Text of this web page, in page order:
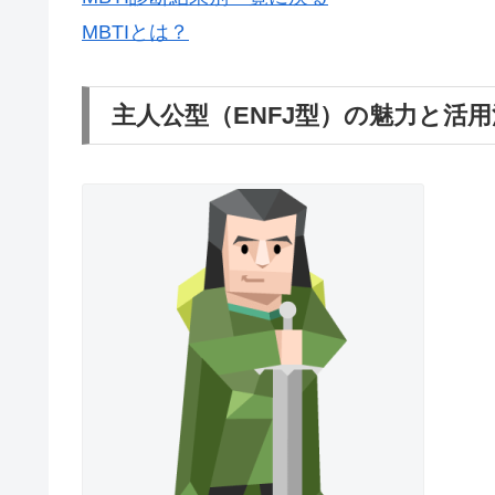
MBTIとは？
主人公型（ENFJ型）の魅力と活